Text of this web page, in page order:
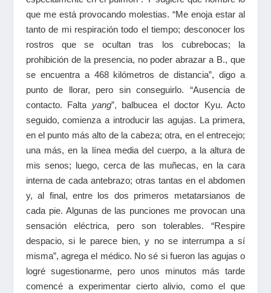
que me está provocando molestias. “Me enoja estar al
tanto de mi respiración todo el tiempo; desconocer los
rostros que se ocultan tras los cubrebocas; la
prohibición de la presencia, no poder abrazar a B., que
se encuentra a 468 kilómetros de distancia”, digo a
punto de llorar, pero sin conseguirlo. “Ausencia de
contacto. Falta yang”, balbucea el doctor Kyu. Acto
seguido, comienza a introducir las agujas. La primera,
en el punto más alto de la cabeza; otra, en el entrecejo;
una más, en la línea media del cuerpo, a la altura de
mis senos; luego, cerca de las muñecas, en la cara
interna de cada antebrazo; otras tantas en el abdomen
y, al final, entre los dos primeros metatarsianos de
cada pie. Algunas de las punciones me provocan una
sensación eléctrica, pero son tolerables. “Respire
despacio, si le parece bien, y no se interrumpa a sí
misma”, agrega el médico. No sé si fueron las agujas o
logré sugestionarme, pero unos minutos más tarde
comencé a experimentar cierto alivio, como el que